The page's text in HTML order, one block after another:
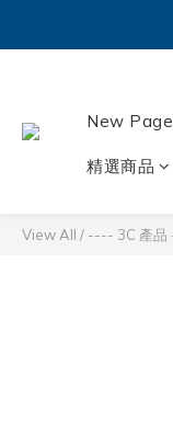
New Page
精選商品
View All / ---- 3C 產